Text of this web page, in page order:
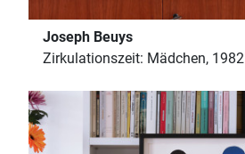
Joseph Beuys
Zirkulationszeit: Mädchen, 1982